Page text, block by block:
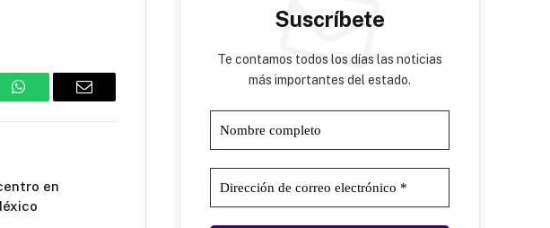
WhatsAppEmail
en
Suscríbete
Te contamos todos los días las noticias
más importantes del estado.